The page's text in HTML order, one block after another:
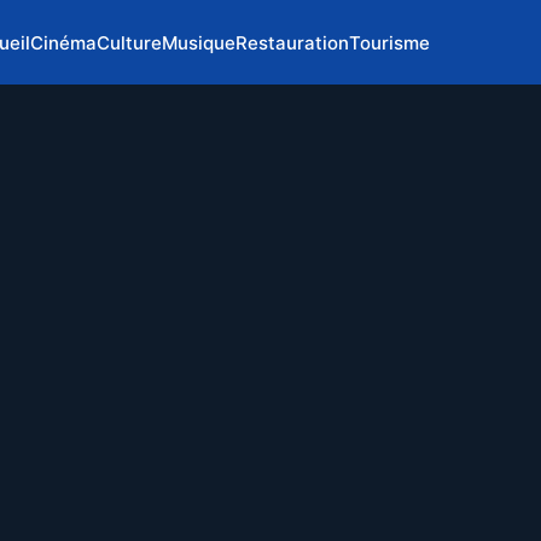
CinémaCultureMusiqueRestaurationTourisme